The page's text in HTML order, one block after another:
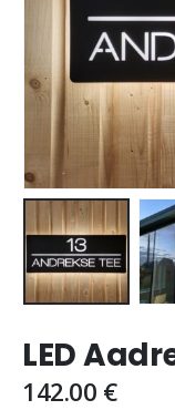
LED
142.00 €